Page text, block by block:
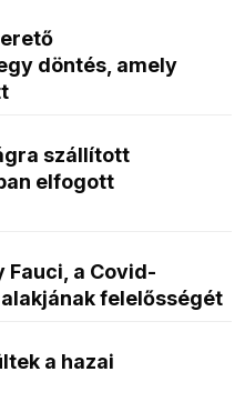
döntés, amely
szállított
elfogott
a Covid-
felelősségét
a hazai